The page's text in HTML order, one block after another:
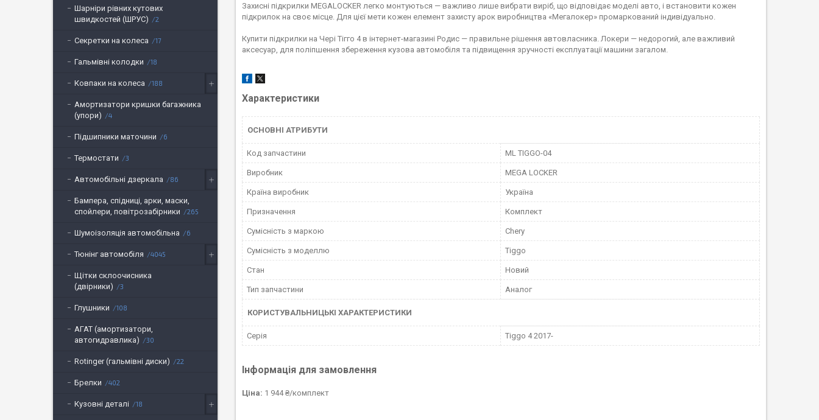
Захисні підкрилки MEGALOCKER легко монтуються — важливо лише вибрати виріб, що відповідає моделі авто, і встановити кожен
підкрилок на своє місце. Для цієї мети кожен елемент захисту арок виробництва «Мегалокер» промаркований індивідуально.
Купити підкрилки на Чері Тігго 4 в інтернет-магазині Родис — правильне рішення автовласника. Локери — недорогий, але важливий
аксесуар, для поліпшення збереження кузова автомобіля та підвищення зручності експлуатації машини загалом.
Характеристики
ОСНОВНІ АТРИБУТИ
Код запчастини ML TIGGO-04
Виробник MEGA LOCKER
Країна виробник Україна
Призначення Комплект
Сумісність з маркою Chery
Сумісність з моделлю Tiggo
Стан Новий
Тип запчастини Аналог
КОРИСТУВАЛЬНИЦЬКІ ХАРАКТЕРИСТИКИ
Серія Tiggo 4 2017-
Інформація для замовлення
Ціна: 1 944 ₴/комплект
Шарніри рівних кутових
швидкостей (ШРУС)
2
Секретки на колеса 17
Гальмівні колодки 18
Ковпаки на колеса 188
Амортизатори кришки багажника
(упори)
4
Підшипники маточини 6
Термостати 3
Автомобільні дзеркала 86
Бампера, спідниці, арки, маски,
спойлери, повітрозабірники
265
Шумоізоляція автомобільна 6
Тюнінг автомобіля 4045
Щітки склоочисника
(двірники)
3
Глушники 108
АГАТ (амортизатори,
автогидравлика)
30
Rotinger (гальмівні диски) 22
Брелки 402
Кузовні деталі 18